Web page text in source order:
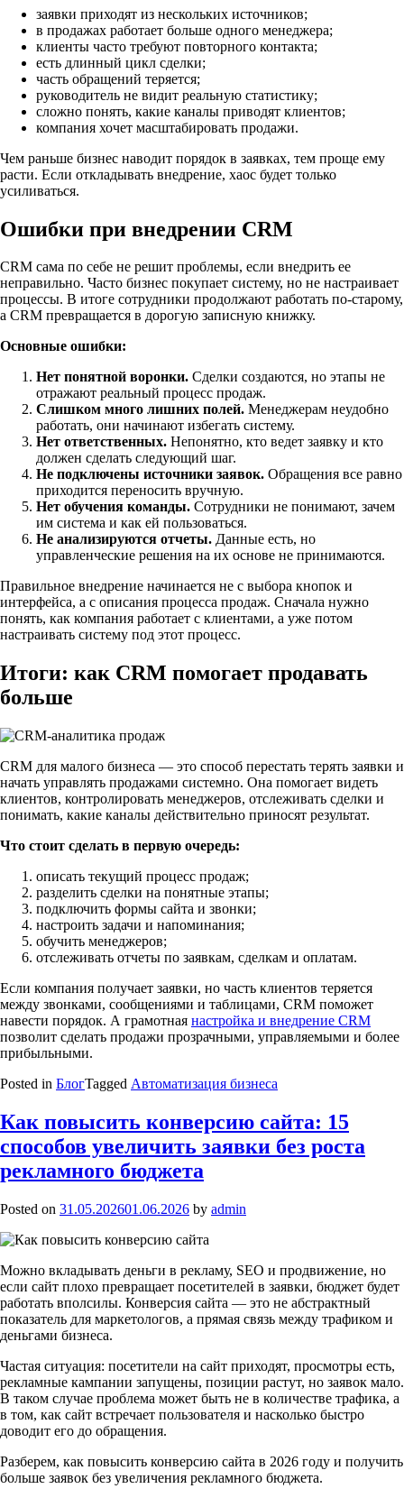
заявки приходят из нескольких источников;
в продажах работает больше одного менеджера;
клиенты часто требуют повторного контакта;
есть длинный цикл сделки;
часть обращений теряется;
руководитель не видит реальную статистику;
сложно понять, какие каналы приводят клиентов;
компания хочет масштабировать продажи.
Чем раньше бизнес наводит порядок в заявках, тем проще ему
расти. Если откладывать внедрение, хаос будет только
усиливаться.
Ошибки при внедрении CRM
CRM сама по себе не решит проблемы, если внедрить ее
неправильно. Часто бизнес покупает систему, но не настраивает
процессы. В итоге сотрудники продолжают работать по-старому,
а CRM превращается в дорогую записную книжку.
Основные ошибки:
Нет понятной воронки. Сделки создаются, но этапы не
отражают реальный процесс продаж.
Слишком много лишних полей. Менеджерам неудобно
работать, они начинают избегать систему.
Нет ответственных. Непонятно, кто ведет заявку и кто
должен сделать следующий шаг.
Не подключены источники заявок. Обращения все равно
приходится переносить вручную.
Нет обучения команды. Сотрудники не понимают, зачем
им система и как ей пользоваться.
Не анализируются отчеты. Данные есть, но
управленческие решения на их основе не принимаются.
Правильное внедрение начинается не с выбора кнопок и
интерфейса, а с описания процесса продаж. Сначала нужно
понять, как компания работает с клиентами, а уже потом
настраивать систему под этот процесс.
Итоги: как CRM помогает продавать
больше
CRM для малого бизнеса — это способ перестать терять заявки и
начать управлять продажами системно. Она помогает видеть
клиентов, контролировать менеджеров, отслеживать сделки и
понимать, какие каналы действительно приносят результат.
Что стоит сделать в первую очередь:
описать текущий процесс продаж;
разделить сделки на понятные этапы;
подключить формы сайта и звонки;
настроить задачи и напоминания;
обучить менеджеров;
отслеживать отчеты по заявкам, сделкам и оплатам.
Если компания получает заявки, но часть клиентов теряется
между звонками, сообщениями и таблицами, CRM поможет
навести порядок. А грамотная настройка и внедрение CRM
позволит сделать продажи прозрачными, управляемыми и более
прибыльными.
Posted in БлогTagged Автоматизация бизнеса
Как повысить конверсию сайта: 15
способов увеличить заявки без роста
рекламного бюджета
Posted on 31.05.202601.06.2026 by admin
Можно вкладывать деньги в рекламу, SEO и продвижение, но
если сайт плохо превращает посетителей в заявки, бюджет будет
работать вполсилы. Конверсия сайта — это не абстрактный
показатель для маркетологов, а прямая связь между трафиком и
деньгами бизнеса.
Частая ситуация: посетители на сайт приходят, просмотры есть,
рекламные кампании запущены, позиции растут, но заявок мало.
В таком случае проблема может быть не в количестве трафика, а
в том, как сайт встречает пользователя и насколько быстро
доводит его до обращения.
Разберем, как повысить конверсию сайта в 2026 году и получить
больше заявок без увеличения рекламного бюджета.